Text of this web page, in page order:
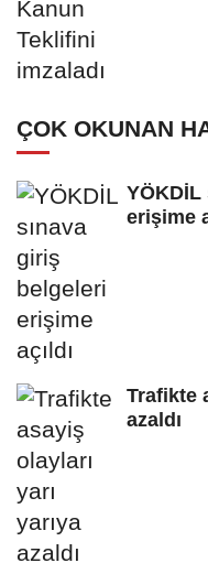
ÇOK OKUNAN
YÖKDİL
erişime
Trafikte
azaldı